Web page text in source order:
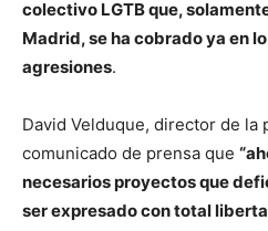
colectivo LGTB que,
Madrid, se ha cobrado ya en
agresiones.
David Velduque, director de la
comunicado de prensa que
necesarios proyectos que
ser expresado con total